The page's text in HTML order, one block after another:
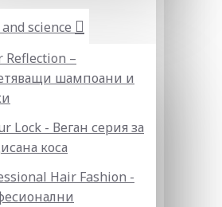
science
Reflection –
шампоани и
Lock - Веган серия за
коса
Hair Fashion -